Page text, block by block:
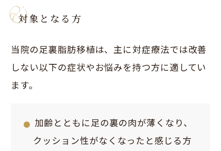
対象となる方
当院の足裏脂肪移植は、主に対症療法では改善
しない以下の症状やお悩みを持つ方に適してい
ます。
加齢とともに足の裏の肉が薄くなり、
クッション性がなくなったと感じる方